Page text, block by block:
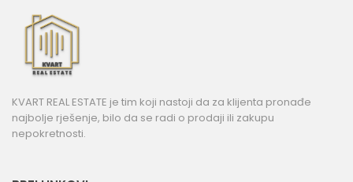
KVART REAL ESTATE je tim koji nastoji da za klijenta pronađe
najbolje rješenje, bilo da se radi o prodaji ili zakupu
nepokretnosti.